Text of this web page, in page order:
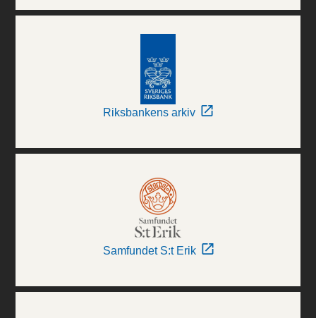
Riksbankens arkiv
Samfundet S:t Erik